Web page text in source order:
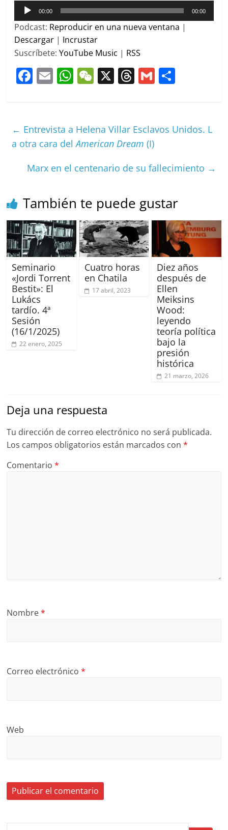
Reproductor
de
audio
00:00 00:00
Podcast: Reproducir en una nueva ventana |
Descargar | Incrustar
Suscríbete:YouTube Music | RSS
F
e
b
o
E
l
W
s
A
p
W
h
at
X T
a
d
G
l p
← Entrevista a Helena Villar Esclavos Unidos. L
a otra cara delAmerican Dream (I)
Marx en el centenario de su fallecimiento →
También te puede gustar
Seminario
«Jordi Torrent
Bestit»: El
Lukács
tardío. 4ª
Sesión
(16/1/2025)
22 enero, 2025
Cuatro horas
en Chatila
17 abril, 2023
Diez años
después de
Ellen
Meiksins
Wood:
leyendo
teoría política
bajo la
presión
histórica
21 marzo, 2026
Deja una respuesta
Tu dirección de correo electrónico no será publicada.
Los campos obligatorios están marcados con*
Comentario*
Nombre*
Correo electrónico*
Web